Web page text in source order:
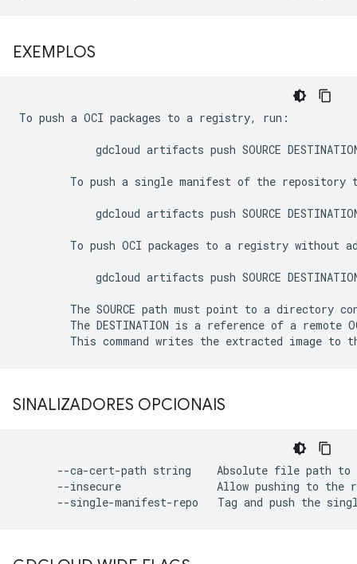
EXEMPLOS
To push a OCI packages to a registry, run:
gdcloud artifacts push SOURCE
To push a single manifest of the repository
gdcloud artifacts push SOURCE
To push OCI packages to a registry without
gdcloud artifacts push SOURCE
The SOURCE path must point to a directory
The DESTINATION is a reference of a remote
SINALIZADORES OPCIONAIS
--ca-cert-path string    Absolute file path
--insecure               Allow pushing to the